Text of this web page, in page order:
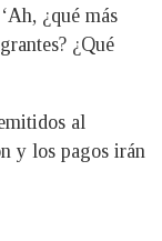
¿qué más
¿Qué
al
y los pagos irán